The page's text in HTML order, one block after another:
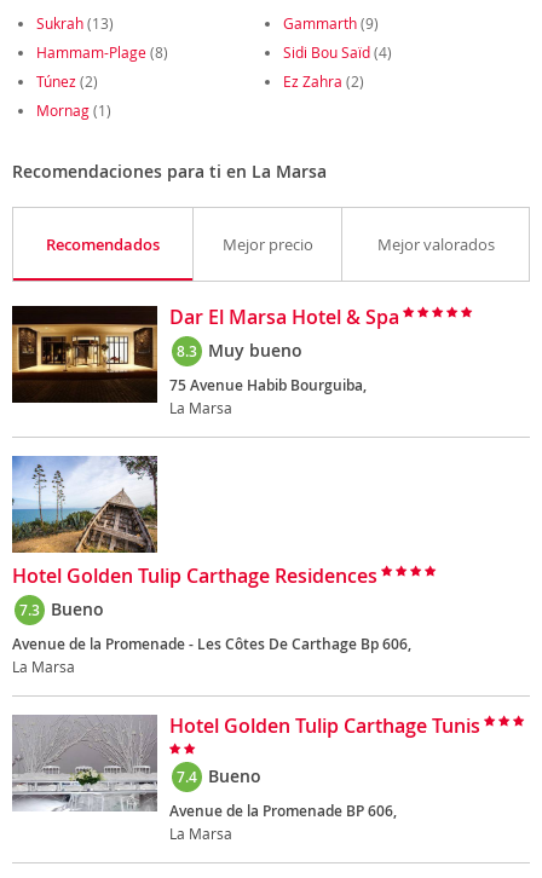
Sukrah(13) Gammarth(9)
Hammam-Plage(8) Sidi Bou Saïd(4)
Túnez (2) Ez Zahra (2)
Mornag(1)
Recomendaciones para ti en La Marsa
Recomendados Mejor precio Mejor valorados
Dar El Marsa Hotel & Spa
8.3 Muy bueno
75 Avenue Habib Bourguiba,
La Marsa
Hotel Golden Tulip Carthage Residences
7.3 Bueno
Avenue de la Promenade - Les Côtes De Carthage Bp 606,
La Marsa
Hotel Golden Tulip Carthage Tunis
7.4 Bueno
Avenue de la Promenade BP 606,
La Marsa